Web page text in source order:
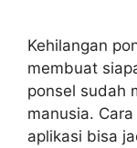
Kehilangan
membuat
ponsel sudah
manusia.
aplikasi bisa